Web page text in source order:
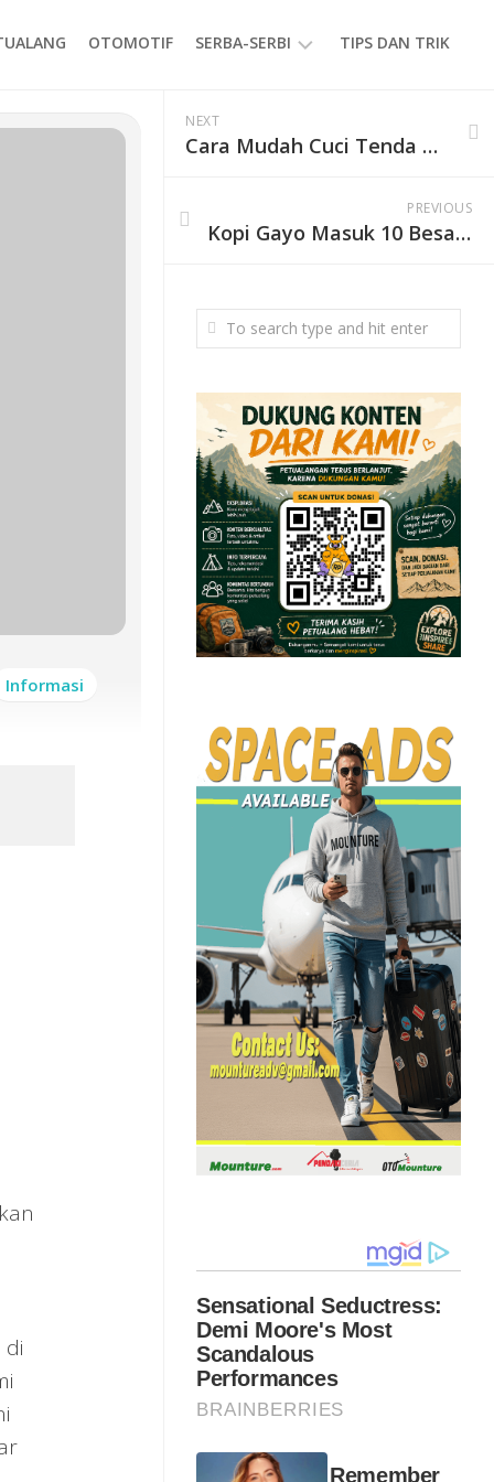
OTOMOTIF SERBA-SERBI
EVENT
GAYA
TIPS DAN TRIK
Informasi
di
NEXT
Cara Mudah Cuci Tenda Dome
PREVIOUS
Kopi Gayo Masuk 10 Besar Kopi Terbaik Dunia versi TasteAtlas